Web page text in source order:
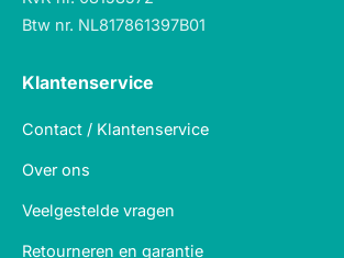
Btw nr. NL817861397B01
Klantenservice
Contact / Klantenservice
Over ons
Veelgestelde vragen
Retourneren en garantie